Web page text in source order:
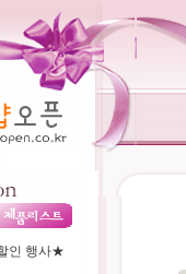
인 행사★